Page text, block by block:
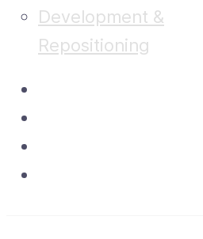
Development &
Repositioning